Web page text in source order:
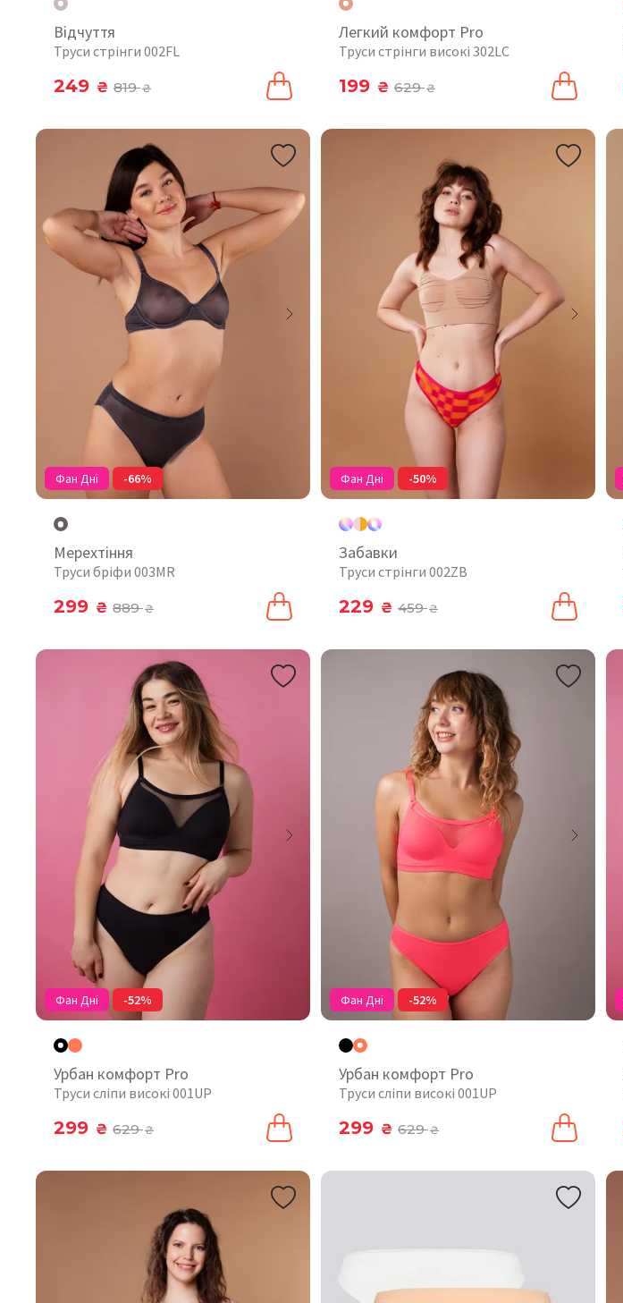
Відчуття
Труси стрінги 002FL
249 ₴ 819₴
Легкий комфорт Pro
Труси стрінги високі 302LC
199 ₴ 629₴
Фан Дні -66%
Мерехтіння
Труси бріфи 003MR
299 ₴ 889₴
Фан Дні -50%
Забавки
Труси стрінги 002ZB
229 ₴ 459₴
Фан Дні -52%
Урбан комфорт Pro
Труси сліпи високі 001UP
299 ₴ 629₴
Фан Дні -52%
Урбан комфорт Pro
Труси сліпи високі 001UP
299 ₴ 629₴